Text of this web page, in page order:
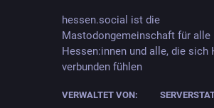
hessen.social ist die
Mastodongemeinschaft für alle
Hessen:innen und alle, die sich
verbunden fühlen
VERWALTET VON: